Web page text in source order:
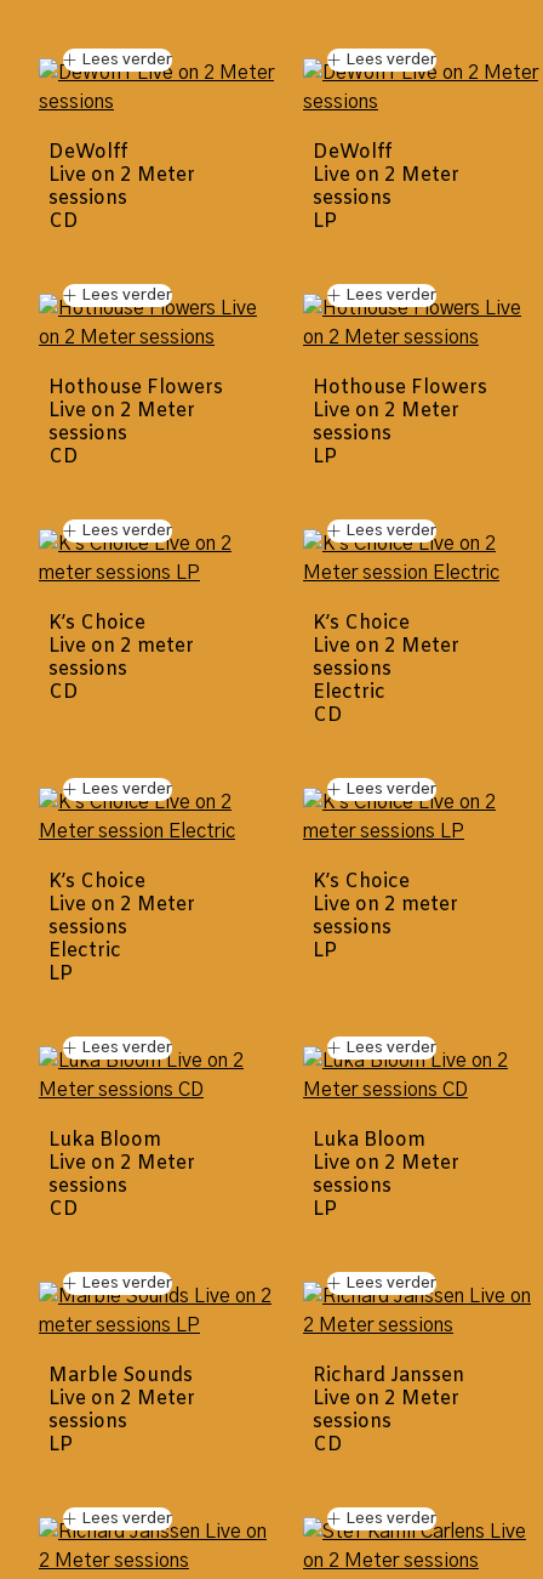
Lees verder
DeWolff
Live on 2 Meter
sessions
CD
Lees verder
DeWolff
Live on 2 Meter
sessions
LP
Lees verder
Hothouse Flowers
Live on 2 Meter
sessions
CD
Lees verder
Hothouse Flowers
Live on 2 Meter
sessions
LP
Lees verder
K’s Choice
Live on 2 meter
sessions
CD
Lees verder
K’s Choice
Live on 2 Meter
sessions
Electric
CD
Lees verder
K’s Choice
Live on 2 Meter
sessions
Electric
LP
Lees verder
K’s Choice
Live on 2 meter
sessions
LP
Lees verder
Luka Bloom
Live on 2 Meter
sessions
CD
Lees verder
Luka Bloom
Live on 2 Meter
sessions
LP
Lees verder
Marble Sounds
Live on 2 Meter
sessions
LP
Lees verder
Richard Janssen
Live on 2 Meter
sessions
CD
Lees verder Lees verder